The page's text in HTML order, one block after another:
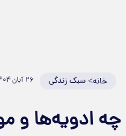
خانه>سبک زندگی ۲۶ آبان ۱۴۰۴
چه ادویه‌ها و